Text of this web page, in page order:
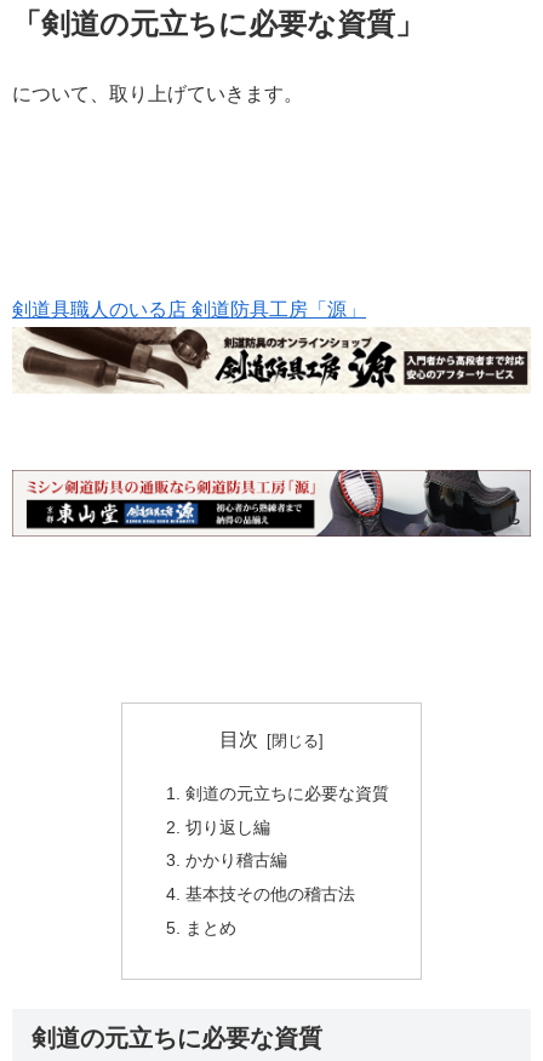
「剣道の元立ちに必要な資質 」
について、取り上げていきます。
剣道具職人のいる店 剣道防具工房「源」
目次
剣道の元立ちに必要な資質
切り返し編
かかり稽古編
基本技その他の稽古法
まとめ
剣道の元立ちに必要な資質